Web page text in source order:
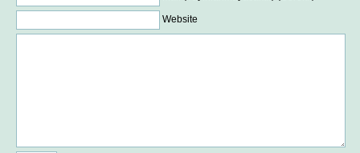
Website